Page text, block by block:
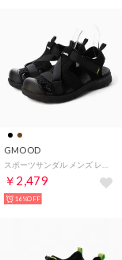
GMOOD
￥2,479
16%OFF